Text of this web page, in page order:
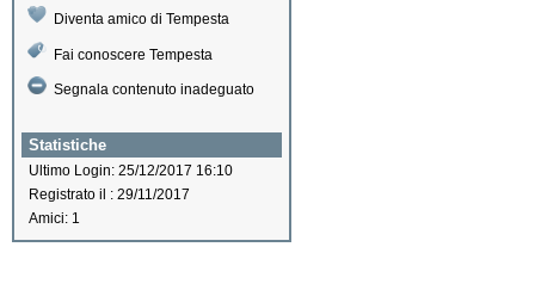
Diventa amico di Tempesta
Fai conoscere Tempesta
Segnala contenuto inadeguato
Statistiche
Ultimo Login: 25/12/2017 16:10
Registrato il : 29/11/2017
Amici: 1